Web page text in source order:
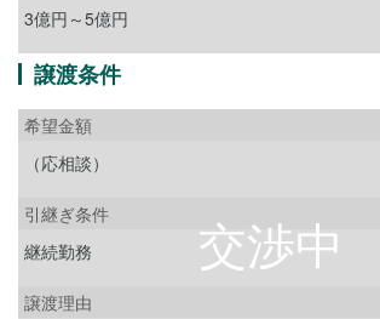
3億円～5億円
譲渡条件
希望金額
（応相談）
引継ぎ条件
継続勤務
譲渡理由